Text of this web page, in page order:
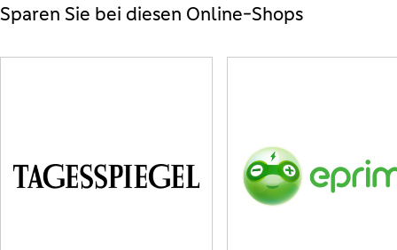
Sparen Sie bei diesen Online-Shops